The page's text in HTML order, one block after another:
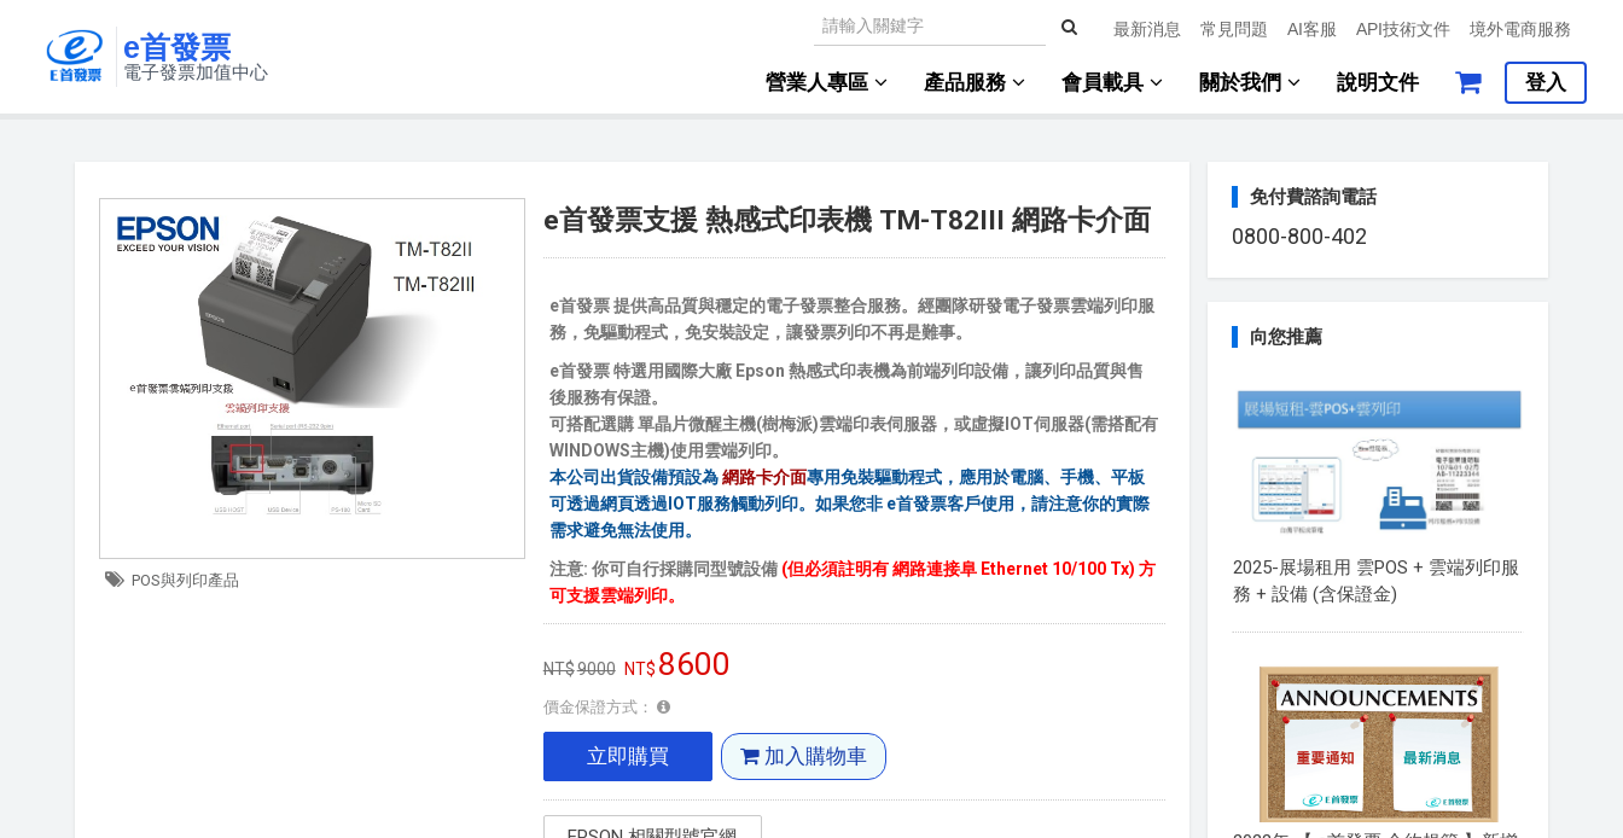
e首發票
電子發票加值中心
最新消息 常見問題 AI客服 API技術文件 境外電商服務
營業人專區 產品服務 會員載具 關於我們 說明文件 登入
POS與列印產品
e首發票支援 熱感式印表機 TM-T82III 網路卡介面
e首發票 提供高品質與穩定的電子發票整合服務。經團隊研發電子發票雲端列印服
務，免驅動程式，免安裝設定，讓發票列印不再是難事。
e首發票 特選用國際大廠 Epson 熱感式印表機為前端列印設備，讓列印品質與售
後服務有保證。
可搭配選購 單晶片微醒主機(樹梅派)雲端印表伺服器，或虛擬IOT伺服器(需搭配有
WINDOWS主機)使用雲端列印。
本公司出貨設備預設為網路卡介面專用免裝驅動程式，應用於電腦、手機、平板
可透過網頁透過IOT服務觸動列印。如果您非 e首發票客戶使用，請注意你的實際
需求避免無法使用。
注意: 你可自行採購同型號設備 (但必須註明有 網路連接阜 Ethernet 10/100 Tx) 方
可支援雲端列印。
9000 8600
價金保證方式：
立即購買 加入購物車
免付費諮詢電話
0800-800-402
向您推薦
2025-展場租用 雲POS + 雲端列印服
務 + 設備 (含保證金)